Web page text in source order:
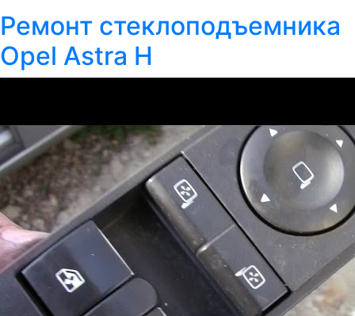
Ремонт стеклоподъемника
Opel Astra H